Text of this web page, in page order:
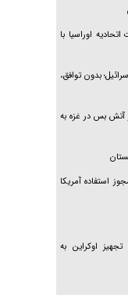
گزارش «جوان» از قوانین سخت‌گیرانه ۶ قاره در اوراسیا با
بدون توافق،
۳۰۰ کودک طی ۳۰۰ روز آتش بس در غزه به
استفاده آمریکا
اوکراین به